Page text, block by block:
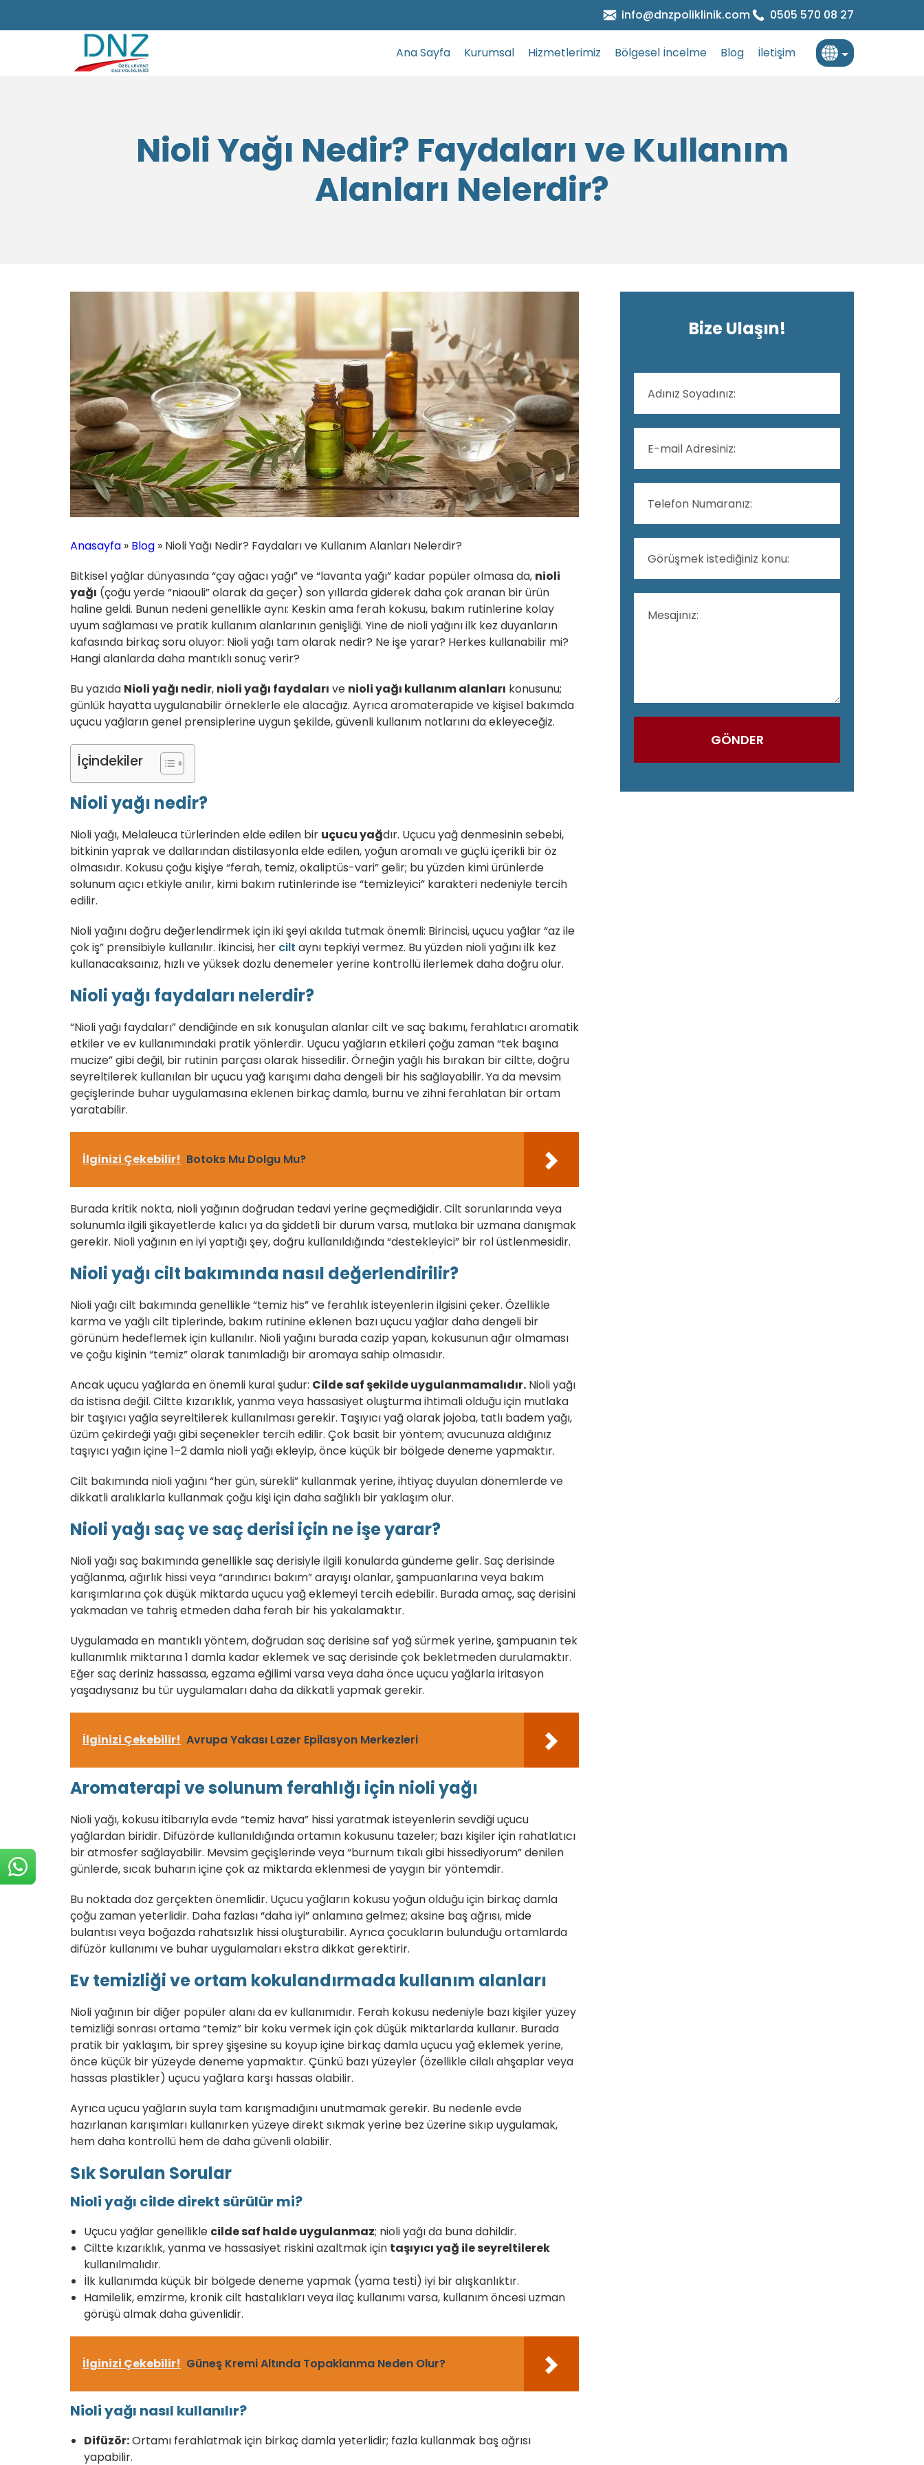
info@dnzpoliklinik.com 0505 570 08 27
Ana Sayfa Kurumsal Hizmetlerimiz Bölgesel İncelme Blog İletişim
Nioli Yağı Nedir? Faydaları ve Kullanım
Alanları Nelerdir?
Anasayfa » Blog » Nioli Yağı Nedir? Faydaları ve Kullanım Alanları Nelerdir?
Bitkisel yağlar dünyasında “çay ağacı yağı” ve “lavanta yağı” kadar popüler olmasa da, nioli
yağı (çoğu yerde “niaouli” olarak da geçer) son yıllarda giderek daha çok aranan bir ürün
haline geldi. Bunun nedeni genellikle aynı: Keskin ama ferah kokusu, bakım rutinlerine kolay
uyum sağlaması ve pratik kullanım alanlarının genişliği. Yine de nioli yağını ilk kez duyanların
kafasında birkaç soru oluyor: Nioli yağı tam olarak nedir? Ne işe yarar? Herkes kullanabilir mi?
Hangi alanlarda daha mantıklı sonuç verir?
Bu yazıda Nioli yağı nedir, nioli yağı faydaları ve nioli yağı kullanım alanları konusunu;
günlük hayatta uygulanabilir örneklerle ele alacağız. Ayrıca aromaterapide ve kişisel bakımda
uçucu yağların genel prensiplerine uygun şekilde, güvenli kullanım notlarını da ekleyeceğiz.
İçindekiler
Nioli yağı nedir?
Nioli yağı, Melaleuca türlerinden elde edilen bir uçucu yağdır. Uçucu yağ denmesinin sebebi,
bitkinin yaprak ve dallarından distilasyonla elde edilen, yoğun aromalı ve güçlü içerikli bir öz
olmasıdır. Kokusu çoğu kişiye “ferah, temiz, okaliptüs-vari” gelir; bu yüzden kimi ürünlerde
solunum açıcı etkiyle anılır, kimi bakım rutinlerinde ise “temizleyici” karakteri nedeniyle tercih
edilir.
Nioli yağını doğru değerlendirmek için iki şeyi akılda tutmak önemli: Birincisi, uçucu yağlar “az ile
çok iş” prensibiyle kullanılır. İkincisi, her cilt aynı tepkiyi vermez. Bu yüzden nioli yağını ilk kez
kullanacaksaınız, hızlı ve yüksek dozlu denemeler yerine kontrollü ilerlemek daha doğru olur.
Nioli yağı faydaları nelerdir?
“Nioli yağı faydaları” dendiğinde en sık konuşulan alanlar cilt ve saç bakımı, ferahlatıcı aromatik
etkiler ve ev kullanımındaki pratik yönlerdir. Uçucu yağların etkileri çoğu zaman “tek başına
mucize” gibi değil, bir rutinin parçası olarak hissedilir. Örneğin yağlı his bırakan bir ciltte, doğru
seyreltilerek kullanılan bir uçucu yağ karışımı daha dengeli bir his sağlayabilir. Ya da mevsim
geçişlerinde buhar uygulamasına eklenen birkaç damla, burnu ve zihni ferahlatan bir ortam
yaratabilir.
İlginizi Çekebilir! Botoks Mu Dolgu Mu?
Burada kritik nokta, nioli yağının doğrudan tedavi yerine geçmediğidir. Cilt sorunlarında veya
solunumla ilgili şikayetlerde kalıcı ya da şiddetli bir durum varsa, mutlaka bir uzmana danışmak
gerekir. Nioli yağının en iyi yaptığı şey, doğru kullanıldığında “destekleyici” bir rol üstlenmesidir.
Nioli yağı cilt bakımında nasıl değerlendirilir?
Nioli yağı cilt bakımında genellikle “temiz his” ve ferahlık isteyenlerin ilgisini çeker. Özellikle
karma ve yağlı cilt tiplerinde, bakım rutinine eklenen bazı uçucu yağlar daha dengeli bir
görünüm hedeflemek için kullanılır. Nioli yağını burada cazip yapan, kokusunun ağır olmaması
ve çoğu kişinin “temiz” olarak tanımladığı bir aromaya sahip olmasıdır.
Ancak uçucu yağlarda en önemli kural şudur: Cilde saf şekilde uygulanmamalıdır. Nioli yağı
da istisna değil. Ciltte kızarıklık, yanma veya hassasiyet oluşturma ihtimali olduğu için mutlaka
bir taşıyıcı yağla seyreltilerek kullanılması gerekir. Taşıyıcı yağ olarak jojoba, tatlı badem yağı,
üzüm çekirdeği yağı gibi seçenekler tercih edilir. Çok basit bir yöntem; avucunuza aldığınız
taşıyıcı yağın içine 1–2 damla nioli yağı ekleyip, önce küçük bir bölgede deneme yapmaktır.
Cilt bakımında nioli yağını “her gün, sürekli” kullanmak yerine, ihtiyaç duyulan dönemlerde ve
dikkatli aralıklarla kullanmak çoğu kişi için daha sağlıklı bir yaklaşım olur.
Nioli yağı saç ve saç derisi için ne işe yarar?
Nioli yağı saç bakımında genellikle saç derisiyle ilgili konularda gündeme gelir. Saç derisinde
yağlanma, ağırlık hissi veya “arındırıcı bakım” arayışı olanlar, şampuanlarına veya bakım
karışımlarına çok düşük miktarda uçucu yağ eklemeyi tercih edebilir. Burada amaç, saç derisini
yakmadan ve tahriş etmeden daha ferah bir his yakalamaktır.
Uygulamada en mantıklı yöntem, doğrudan saç derisine saf yağ sürmek yerine, şampuanın tek
kullanımlık miktarına 1 damla kadar eklemek ve saç derisinde çok bekletmeden durulamaktır.
Eğer saç deriniz hassassa, egzama eğilimi varsa veya daha önce uçucu yağlarla iritasyon
yaşadıysanız bu tür uygulamaları daha da dikkatli yapmak gerekir.
İlginizi Çekebilir! Avrupa Yakası Lazer Epilasyon Merkezleri
Aromaterapi ve solunum ferahlığı için nioli yağı
Nioli yağı, kokusu itibarıyla evde “temiz hava” hissi yaratmak isteyenlerin sevdiği uçucu
yağlardan biridir. Difüzörde kullanıldığında ortamın kokusunu tazeler; bazı kişiler için rahatlatıcı
bir atmosfer sağlayabilir. Mevsim geçişlerinde veya “burnum tıkalı gibi hissediyorum” denilen
günlerde, sıcak buharın içine çok az miktarda eklenmesi de yaygın bir yöntemdir.
Bu noktada doz gerçekten önemlidir. Uçucu yağların kokusu yoğun olduğu için birkaç damla
çoğu zaman yeterlidir. Daha fazlası “daha iyi” anlamına gelmez; aksine baş ağrısı, mide
bulantısı veya boğazda rahatsızlık hissi oluşturabilir. Ayrıca çocukların bulunduğu ortamlarda
difüzör kullanımı ve buhar uygulamaları ekstra dikkat gerektirir.
Ev temizliği ve ortam kokulandırmada kullanım alanları
Nioli yağının bir diğer popüler alanı da ev kullanımıdır. Ferah kokusu nedeniyle bazı kişiler yüzey
temizliği sonrası ortama “temiz” bir koku vermek için çok düşük miktarlarda kullanır. Burada
pratik bir yaklaşım, bir sprey şişesine su koyup içine birkaç damla uçucu yağ eklemek yerine,
önce küçük bir yüzeyde deneme yapmaktır. Çünkü bazı yüzeyler (özellikle cilalı ahşaplar veya
hassas plastikler) uçucu yağlara karşı hassas olabilir.
Ayrıca uçucu yağların suyla tam karışmadığını unutmamak gerekir. Bu nedenle evde
hazırlanan karışımları kullanırken yüzeye direkt sıkmak yerine bez üzerine sıkıp uygulamak,
hem daha kontrollü hem de daha güvenli olabilir.
Sık Sorulan Sorular
Nioli yağı cilde direkt sürülür mi?
Uçucu yağlar genellikle cilde saf halde uygulanmaz; nioli yağı da buna dahildir.
Ciltte kızarıklık, yanma ve hassasiyet riskini azaltmak için taşıyıcı yağ ile seyreltilerek
kullanılmalıdır.
İlk kullanımda küçük bir bölgede deneme yapmak (yama testi) iyi bir alışkanlıktır.
Hamilelik, emzirme, kronik cilt hastalıkları veya ilaç kullanımı varsa, kullanım öncesi uzman
görüşü almak daha güvenlidir.
İlginizi Çekebilir! Güneş Kremi Altında Topaklanma Neden Olur?
Nioli yağı nasıl kullanılır?
Difüzör:Ortamı ferahlatmak için birkaç damla yeterlidir; fazla kullanmak baş ağrısı
yapabilir.
Bize Ulaşın!